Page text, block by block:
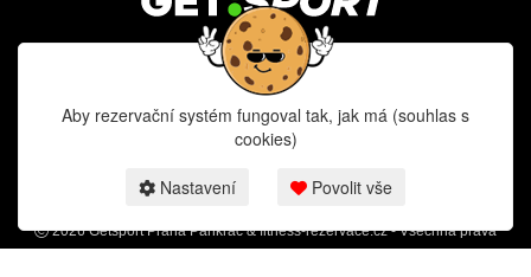
Běžecké tréninky - RunLab analýza
2026 Getsport Praha Pankrác & fitness-rezervace.cz - Všechna práva
Aby rezervační systém fungoval tak, jak má (souhlas s
cookies)
Nastavení Povolit vše